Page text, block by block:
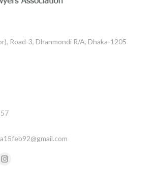
Road-3, Dhanmondi R/A, Dhaka-1205
Instagram